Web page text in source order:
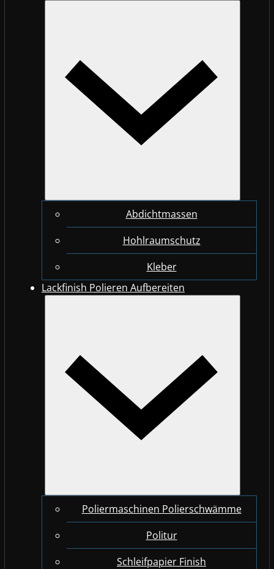
Abdichtmassen
Hohlraumschutz
Kleber
Lackfinish Polieren Aufbereiten
Poliermaschinen Polierschwämme
Politur
Schleifpapier Finish